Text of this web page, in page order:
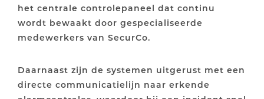
het centrale controlepaneel dat continu
wordt bewaakt door gespecialiseerde
medewerkers van SecurCo.
Daarnaast zijn de systemen uitgerust met een
directe communicatielijn naar erkende